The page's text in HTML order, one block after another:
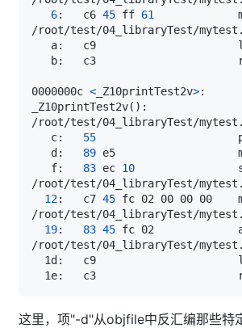
6:   c6 45 ff 61
0000000c < _Z10printTest2v>
_Z10printTest2v( )
   c:
55
   d:
89
   f:
83 ec 10
12:   c7 45 fc 02 00 00 00
19: 83 45 fc 02
这里，项"-d"从objfile中反汇编那些特